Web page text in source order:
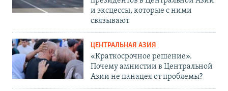
и эксцессы, которые с ними
связывают
ЦЕНТРАЛЬНАЯ АЗИЯ
«Краткосрочное решение».
Почему амнистии в Центральной
Азии не панацея от проблемы?